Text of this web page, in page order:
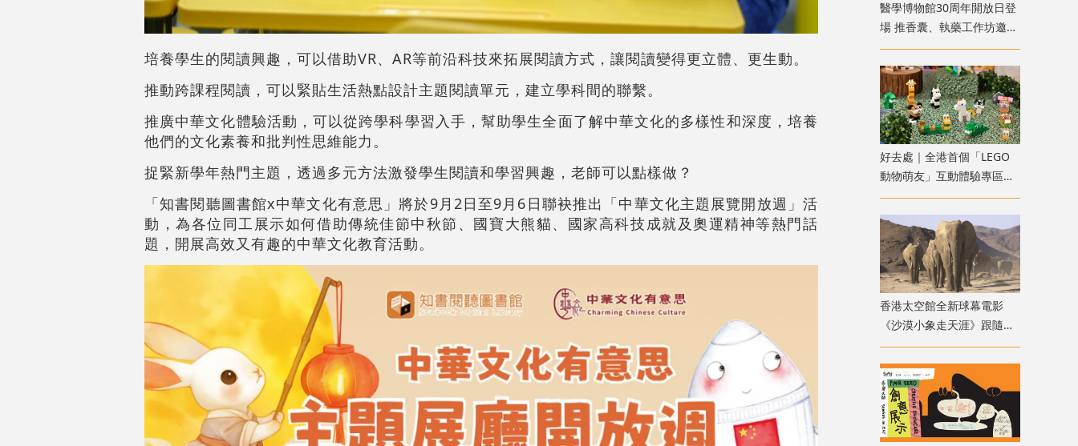
培養學生的閱讀興趣，可以借助VR、AR等前沿科技來拓展閱讀方式，讓閱讀變得更立體、更生動。
推動跨課程閱讀，可以緊貼生活熱點設計主題閱讀單元，建立學科間的聯繫。
推廣中華文化體驗活動，可以從跨學科學習入手，幫助學生全面了解中華文化的多樣性和深度，培養
他們的文化素養和批判性思維能力。
捉緊新學年熱門主題，透過多元方法激發學生閱讀和學習興趣，老師可以點樣做？
「知書閱聽圖書館x中華文化有意思」將於9月2日至9月6日聯袂推出「中華文化主題展覽開放週」活
動，為各位同工展示如何借助傳統佳節中秋節、國寶大熊貓、國家高科技成就及奧運精神等熱門話
題，開展高效又有趣的中華文化教育活動。
醫學博物館30周年開放日登
場 推香囊、執藥工作坊邀親
子同樂
好去處｜全港首個「LEGO
動物萌友」互動體驗專區可
愛登場！
香港太空館全新球幕電影
《沙漠小象走天涯》跟隨滿
月非洲象穿越荒漠旅程